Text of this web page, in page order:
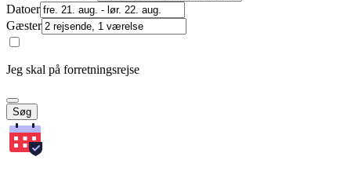
Datoer
Gæster
Jeg skal på forretningsrejse
Søg